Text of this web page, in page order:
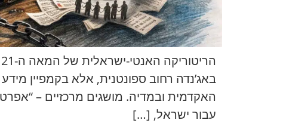
באג’נדה רחוב ספונטנית, אלא בקמפיין
האקדמית ובמדיה. מושגים מרכזיים –
עבור ישראל, […]